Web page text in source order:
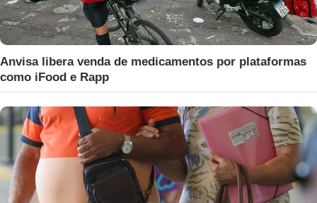
Anvisa libera venda de medicamentos por plataformas
como iFood e Rapp